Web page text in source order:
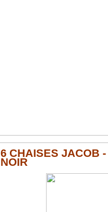
6 CHAISES JACOB
NOIR